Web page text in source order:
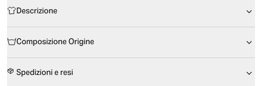
Descrizione
Composizione Origine
Spedizioni e resi